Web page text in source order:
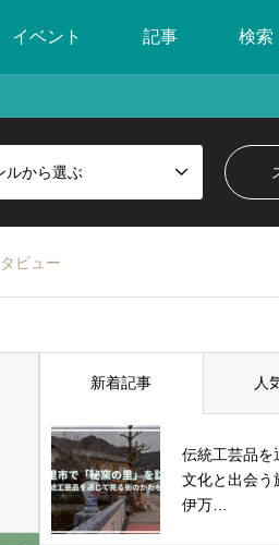
イベント 記事 検索
ルから選ぶ
ビュー
新着記事 人
伝統工芸品を
文化と出会う
伊万…